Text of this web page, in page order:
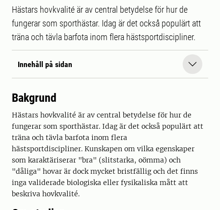
Hästars hovkvalité är av central betydelse för hur de
fungerar som sporthästar. Idag är det också populärt att
träna och tävla barfota inom flera hästsportdiscipliner.
Innehåll på sidan
Bakgrund
Hästars hovkvalité är av central betydelse för hur de
fungerar som sporthästar. Idag är det också populärt att
träna och tävla barfota inom flera
hästsportdiscipliner. Kunskapen om vilka egenskaper
som karaktäriserar "bra" (slitstarka, oömma) och
"dåliga" hovar är dock mycket bristfällig och det finns
inga validerade biologiska eller fysikaliska mått att
beskriva hovkvalité.